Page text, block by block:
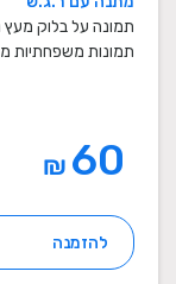
תמונה על בלוק
תמונות משפחתיות
₪
להזמנה